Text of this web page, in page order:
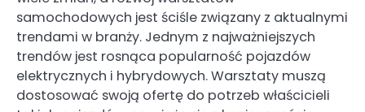
samochodowych jest ściśle związany z aktualnymi
trendami w branży. Jednym z najważniejszych
trendów jest rosnąca popularność pojazdów
elektrycznych i hybrydowych. Warsztaty muszą
dostosować swoją ofertę do potrzeb właścicieli